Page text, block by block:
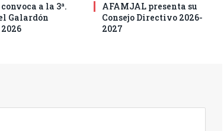
a la 3ª.
Galardón
AFAMJAL presenta su
Consejo Directivo 2026-
2027